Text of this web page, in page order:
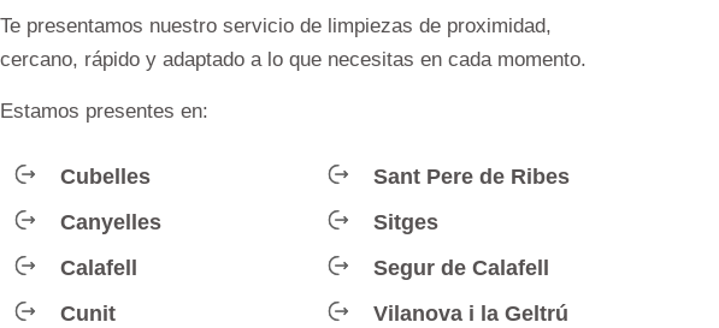
Te presentamos nuestro servicio de limpiezas de proximidad,
cercano, rápido y adaptado a lo que necesitas en cada momento.
Estamos presentes en:
Cubelles
Canyelles
Calafell
Cunit
Sant Pere de Ribes
Sitges
Segur de Calafell
Vilanova i la Geltrú